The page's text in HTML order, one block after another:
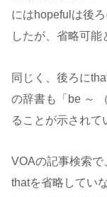
にはhopefulは後
したが、省略可能
同じく、後ろに
の辞書も「be ～
ることが示されて
VOAの記事検索で
thatを省略してい